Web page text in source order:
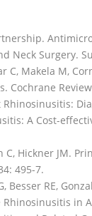
Neck Surgery.
C, Makela M,
Cochrane
A Cost-
C, Hickner JM.
495-7.
Besser RE,
in